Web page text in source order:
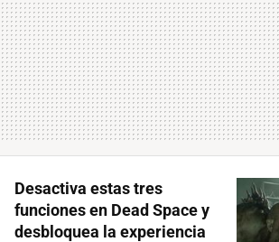
Desactiva estas tres
funciones en Dead Space y
desbloquea la experiencia